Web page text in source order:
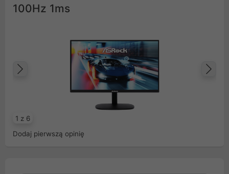
100Hz 1ms
1 z 6
Poprzedni
Dodaj pierwszą opinię